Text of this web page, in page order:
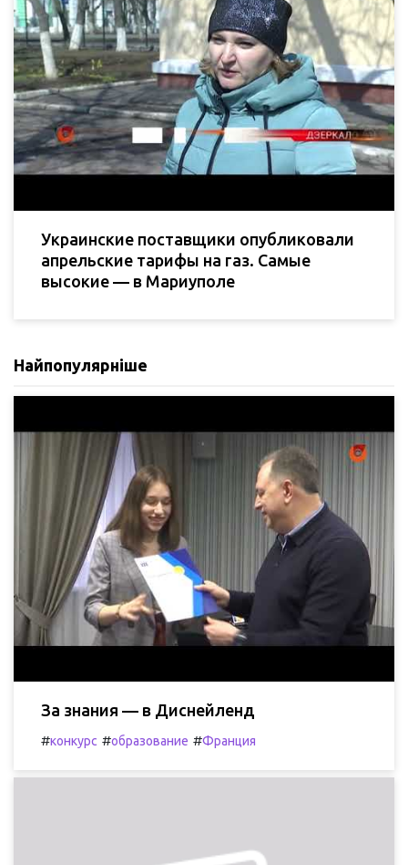
Украинские поставщики опубликовали
апрельские тарифы на газ. Самые
высокие — в Мариуполе
Найпопулярніше
За знания — в Диснейленд
#конкурс #образование #Франция